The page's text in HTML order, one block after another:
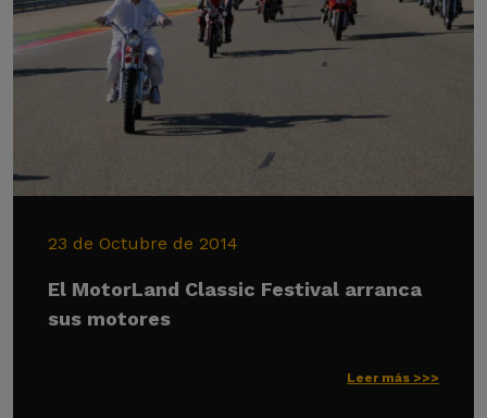
23 de Octubre de 2014
El MotorLand Classic Festival arranca
sus motores
Leer más >>>